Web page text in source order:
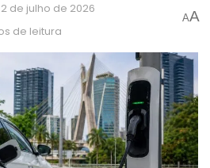
2 de julho de 2026
de leitura
AA